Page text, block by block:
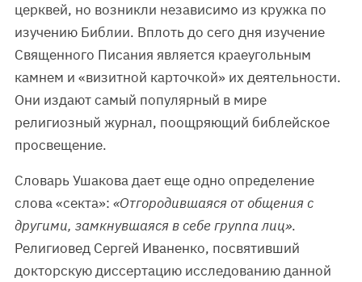
церквей, но возникли независимо из кружка по
изучению Библии. Вплоть до сего дня изучение
Священного Писания является краеугольным
камнем и «визитной карточкой» их деятельности.
Они издают самый популярный в мире
религиозный журнал, поощряющий библейское
просвещение.
Словарь Ушакова дает еще одно определение
слова «секта»: «Отгородившаяся от общения с
другими, замкнувшаяся в себе группа лиц».
Религиовед Сергей Иваненко, посвятивший
докторскую диссертацию исследованию данной